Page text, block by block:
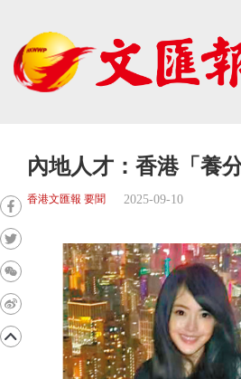
內地人才：香港「養
香港文匯報 要聞 2025-09-10